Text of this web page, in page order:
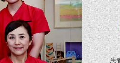
患